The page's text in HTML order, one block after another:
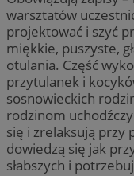
warsztatów
projektować i szyć
miękkie, puszyste,
otulania. Część
przytulanek i
sosnowieckich
rodzinom
się i zrelaksują przy
dowiedzą się jak
słabszych i